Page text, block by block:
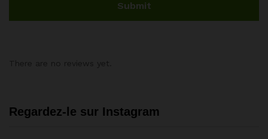
Regardez-le sur Instagram